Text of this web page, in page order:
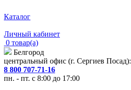
Каталог
Личный кабинет
0 товар(а)
Белгород
центральный офис (г. Сергиев Посад):
8 800 707-71-16
пн. - пт. с 8:00 до 17:00